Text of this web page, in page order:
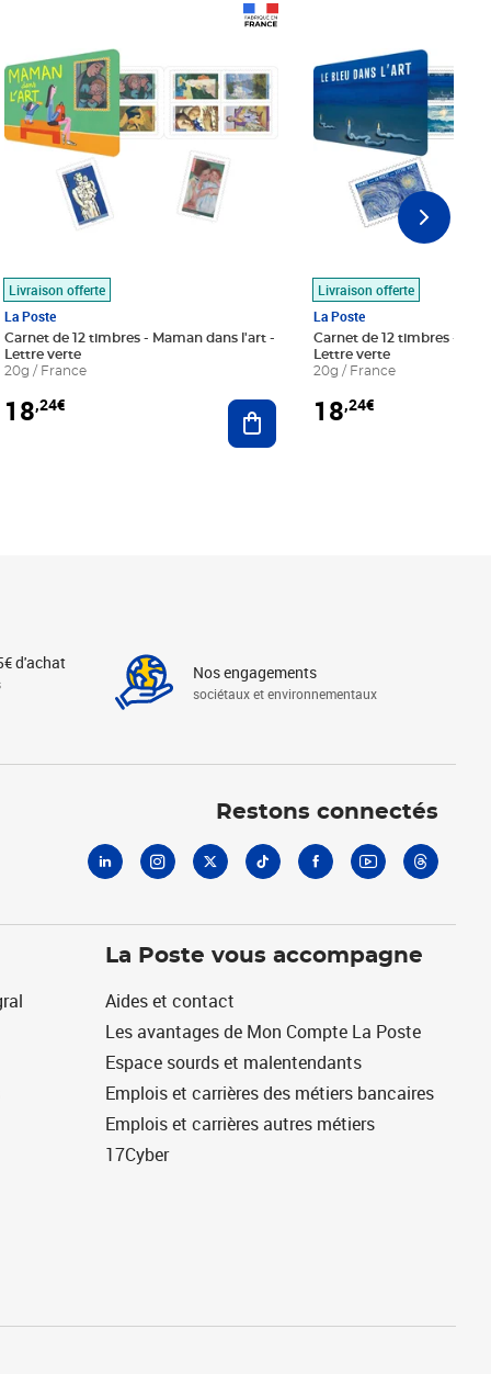
au panier
Livraison offerte
La Poste
Carnet de 12 timbres - Maman dans l'art -
Lettre verte
20g / France
18,24€ Ajouter au panier
Livraison offerte
La Poste
Carnet de 12 timbres - Le
Lettre verte
20g / France
18,24€
d'achat Nos engagements
sociétaux et environnementaux
Restons connectés
La Poste vous accompagne
Aides et contact
Les avantages de Mon Compte La Poste
Espace sourds et malentendants
Emplois et carrières des métiers bancaires
Emplois et carrières autres métiers
17Cyber